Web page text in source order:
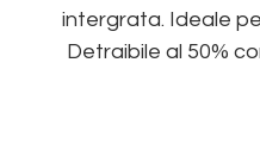
TENDE TECNICHE
intergrata. Ideale
Detraibile al 50%